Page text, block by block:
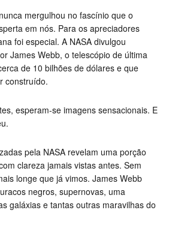
mergulhou no fascínio que o
em nós. Para os apreciadores
foi especial. A NASA divulgou
James Webb, o telescópio de última
de 10 bilhões de dólares e que
construído.
esperam-se imagens sensacionais. E
pela NASA revelam uma porção
clareza jamais vistas antes. Sem
longe que já vimos. James Webb
negros, supernovas, uma
galáxias e tantas outras maravilhas do